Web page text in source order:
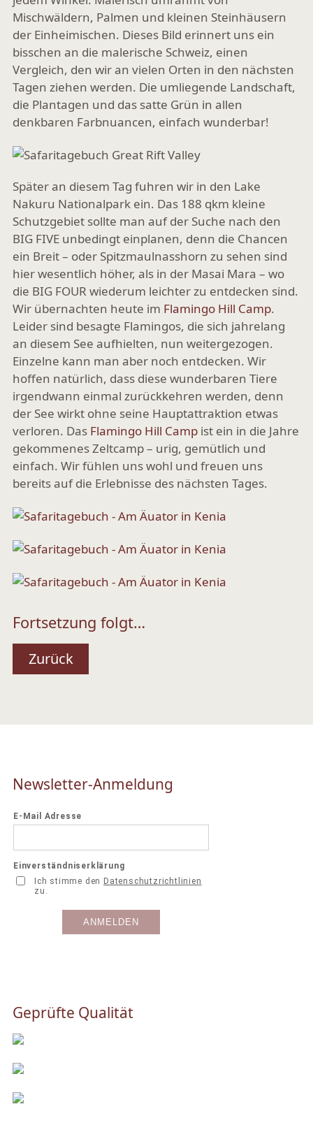
Mischwäldern, Palmen und kleinen Steinhäusern
der Einheimischen. Dieses Bild erinnert uns ein
bisschen an die malerische Schweiz, einen
Vergleich, den wir an vielen Orten in den nächsten
Tagen ziehen werden. Die umliegende Landschaft,
die Plantagen und das satte Grün in allen
denkbaren Farbnuancen, einfach wunderbar!
Später an diesem Tag fuhren wir in den Lake
Nakuru Nationalpark ein. Das 188 qkm kleine
Schutzgebiet sollte man auf der Suche nach den
BIG FIVE unbedingt einplanen, denn die Chancen
ein Breit – oder Spitzmaulnasshorn zu sehen sind
hier wesentlich höher, als in der Masai Mara – wo
die BIG FOUR wiederum leichter zu entdecken sind.
Wir übernachten heute im Flamingo Hill Camp.
Leider sind besagte Flamingos, die sich jahrelang
an diesem See aufhielten, nun weitergezogen.
Einzelne kann man aber noch entdecken. Wir
hoffen natürlich, dass diese wunderbaren Tiere
irgendwann einmal zurückkehren werden, denn
der See wirkt ohne seine Hauptattraktion etwas
verloren. Das Flamingo Hill Camp ist ein in die Jahre
gekommenes Zeltcamp – urig, gemütlich und
einfach. Wir fühlen uns wohl und freuen uns
bereits auf die Erlebnisse des nächsten Tages.
Fortsetzung folgt…
Zurück
Newsletter-Anmeldung
Geprüfte Qualität